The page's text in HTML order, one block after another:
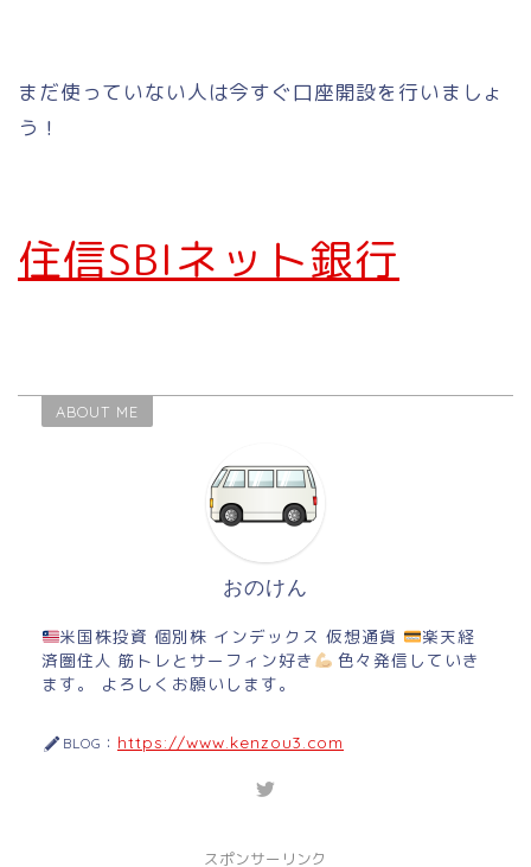
まだ使っていない人は今すぐ口座開設を行いましょ
う！
住信SBIネット銀行
ABOUT ME
おのけん
米国株投資 個別株 インデックス 仮想通貨
楽天経
済圏住人 筋トレとサーフィン好き
色々発信していき
ます。 よろしくお願いします。
BLOG： https://www.kenzou3.com
スポンサーリンク